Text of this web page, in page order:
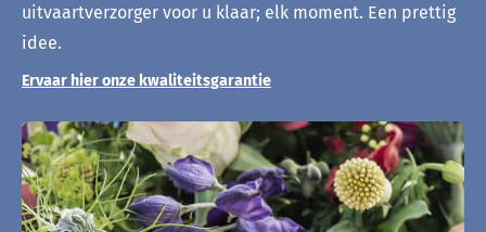
uitvaartverzorger voor u klaar; elk moment. Een prettig
idee.
Ervaar hier onze kwaliteitsgarantie